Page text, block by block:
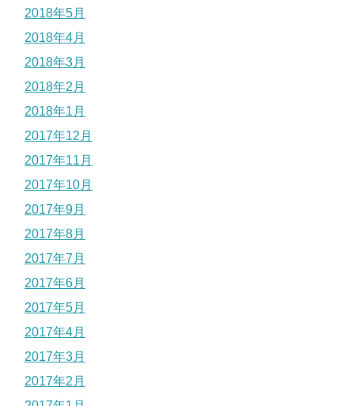
2018年5月
2018年4月
2018年3月
2018年2月
2018年1月
2017年12月
2017年11月
2017年10月
2017年9月
2017年8月
2017年7月
2017年6月
2017年5月
2017年4月
2017年3月
2017年2月